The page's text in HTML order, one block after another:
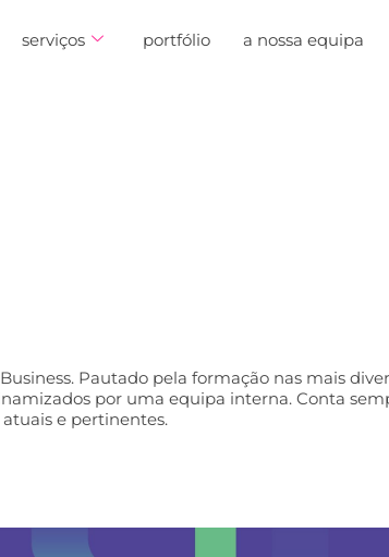
serviços portfólio a nossa equipa
Pautado pela formação nas mais
por uma equipa interna. Conta
e pertinentes.